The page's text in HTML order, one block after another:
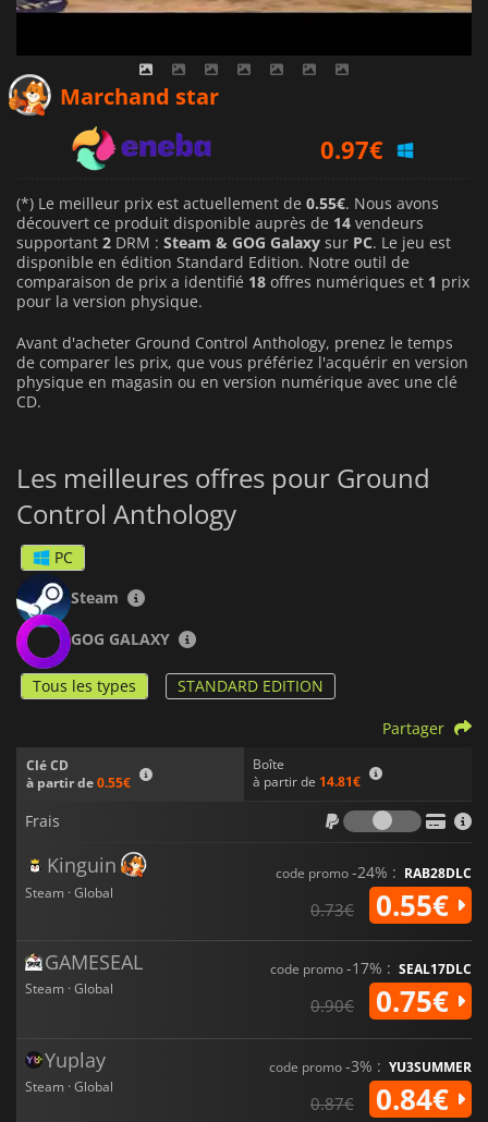
Marchand star
0.97€
1.19€
(*) Le meilleur prix est actuellement de 0.55€. Nous avons
découvert ce produit disponible auprès de 14 vendeurs
supportant 2 DRM : Steam & GOG Galaxy sur PC. Le jeu est
disponible en édition Standard Edition. Notre outil de
comparaison de prix a identifié 18 offres numériques et 1 prix
pour la version physique.
Avant d'acheter Ground Control Anthology, prenez le temps
de comparer les prix, que vous préfériez l'acquérir en version
physique en magasin ou en version numérique avec une clé
CD.
Les meilleures offres pour Ground
Control Anthology
PC
Steam
GOG GALAXY
Tous les types STANDARD EDITION
Clé CD
à partir de0.55€
Boîte
à partir de 14.81€
Partager
Frais
Frais
Kinguin
Steam · Global
code promo-24% : RAB28DLC
0.73€ 0.55€
GAMESEAL
Steam · Global
code promo-17% : SEAL17DLC
0.90€ 0.75€
Yuplay
Steam · Global
code promo-3% : YU3SUMMER
0.87€ 0.84€